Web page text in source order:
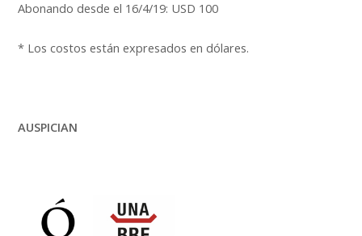
Abonando desde el 16/4/19: USD 100
* Los costos están expresados en dólares.
AUSPICIAN